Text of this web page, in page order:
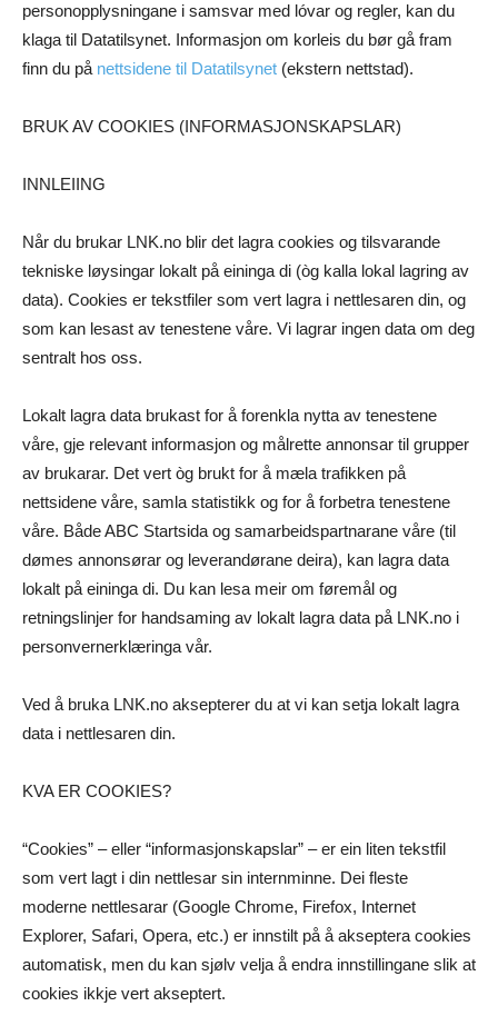
personopplysningane i samsvar med lóvar og regler, kan du
klaga til Datatilsynet. Informasjon om korleis du bør gå fram
finn du på nettsidene til Datatilsynet (ekstern nettstad).
BRUK AV COOKIES (INFORMASJONSKAPSLAR)
INNLEIING
Når du brukar LNK.no blir det lagra cookies og tilsvarande
tekniske løysingar lokalt på eininga di (òg kalla lokal lagring av
data). Cookies er tekstfiler som vert lagra i nettlesaren din, og
som kan lesast av tenestene våre. Vi lagrar ingen data om deg
sentralt hos oss.
Lokalt lagra data brukast for å forenkla nytta av tenestene
våre, gje relevant informasjon og målrette annonsar til grupper
av brukarar. Det vert òg brukt for å mæla trafikken på
nettsidene våre, samla statistikk og for å forbetra tenestene
våre. Både ABC Startsida og samarbeidspartnarane våre (til
dømes annonsørar og leverandørane deira), kan lagra data
lokalt på eininga di. Du kan lesa meir om føremål og
retningslinjer for handsaming av lokalt lagra data på LNK.no i
personvernerklæringa vår.
Ved å bruka LNK.no aksepterer du at vi kan setja lokalt lagra
data i nettlesaren din.
KVA ER COOKIES?
“Cookies” – eller “informasjonskapslar” – er ein liten tekstfil
som vert lagt i din nettlesar sin internminne. Dei fleste
moderne nettlesarar (Google Chrome, Firefox, Internet
Explorer, Safari, Opera, etc.) er innstilt på å akseptera cookies
automatisk, men du kan sjølv velja å endra innstillingane slik at
cookies ikkje vert akseptert.